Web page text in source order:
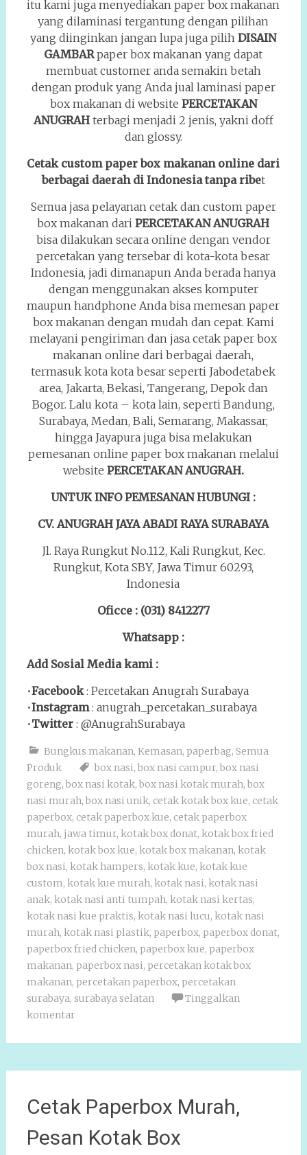
itu kami juga menyediakan paper box makanan
yang dilaminasi tergantung dengan pilihan
yang diinginkan jangan lupa juga pilihDISAIN
GAMBARpaper box makanan yang dapat
membuat customer anda semakin betah
dengan produk yang Anda jual laminasi paper
box makanan di website PERCETAKAN
ANUGRAHterbagi menjadi 2 jenis, yakni doff
dan glossy.
Cetak custom paper box makanan online dari
berbagai daerah di Indonesia tanpa ribet
Semua jasa pelayanan cetak dan custom paper
box makanan dariPERCETAKAN ANUGRAH
bisa dilakukan secara online dengan vendor
percetakan yang tersebar di kota-kota besar
Indonesia, jadi dimanapun Anda berada hanya
dengan menggunakan akses komputer
maupun handphone Anda bisa memesan paper
box makanan dengan mudah dan cepat. Kami
melayani pengiriman dan jasa cetak paper box
makanan online dari berbagai daerah,
termasuk kota kota besar seperti Jabodetabek
area, Jakarta, Bekasi, Tangerang, Depok dan
Bogor. Lalu kota – kota lain, seperti Bandung,
Surabaya, Medan, Bali, Semarang, Makassar,
hingga Jayapura juga bisa melakukan
pemesanan online paper box makanan melalui
website PERCETAKAN ANUGRAH.
UNTUK INFO PEMESANAN HUBUNGI :
CV. ANUGRAH JAYA ABADI RAYA SURABAYA
Jl. Raya Rungkut No.112, Kali Rungkut, Kec.
Rungkut, Kota SBY, Jawa Timur 60293,
Indonesia
Oficce : (031) 8412277
Whatsapp :
Add Sosial Media kami :
•Facebook: Percetakan Anugrah Surabaya
•Instagram: anugrah_percetakan_surabaya
•Twitter: @AnugrahSurabaya
Bungkus makanan, Kemasan, paperbag, Semua
Produk
box nasi, box nasi campur, box nasi
goreng, box nasi kotak, box nasi kotak murah, box
nasi murah, box nasi unik, cetak kotak box kue, cetak
paperbox, cetak paperbox kue, cetak paperbox
murah, jawa timur, kotak box donat, kotak box fried
chicken, kotak box kue, kotak box makanan, kotak
box nasi, kotak hampers, kotak kue, kotak kue
custom, kotak kue murah, kotak nasi, kotak nasi
anak, kotak nasi anti tumpah, kotak nasi kertas,
kotak nasi kue praktis, kotak nasi lucu, kotak nasi
murah, kotak nasi plastik, paperbox, paperbox donat,
paperbox fried chicken, paperbox kue, paperbox
makanan, paperbox nasi, percetakan kotak box
makanan, percetakan paperbox, percetakan
surabaya, surabaya selatan
Tinggalkan
komentar
Cetak Paperbox Murah,
Pesan Kotak Box